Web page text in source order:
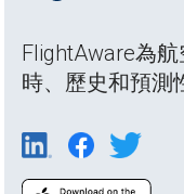
FlightAware為
時、歷史和預測